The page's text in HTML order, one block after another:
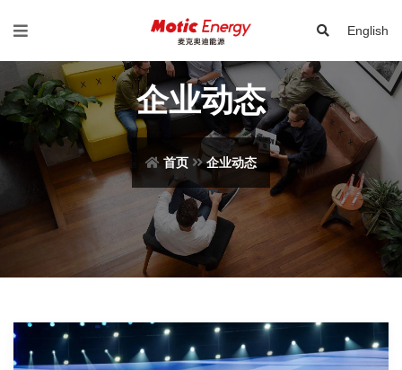
English
企业动态
首页 企业动态